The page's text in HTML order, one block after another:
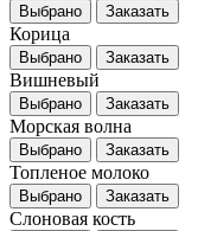
Выбрано Заказать
Корица
Выбрано Заказать
Вишневый
Выбрано Заказать
Морская волна
Выбрано Заказать
Топленое молоко
Выбрано Заказать
Слоновая кость